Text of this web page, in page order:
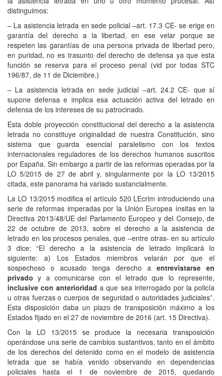
distinguimos:
– La asistencia letrada en sede policial –art. 17.3 CE- se erige en
garantía del derecho a la libertad, en ese velar porque se
respeten las garantías de una persona privada de libertad pero,
en puridad, no es trasunto del derecho de defensa ya que esta
función se reserva para el proceso penal (vid por todas STC
196/87, de 11 de Diciembre.)
– La asistencia letrada en sede judicial –art. 24.2 CE- que sí
supone defensa e implica esa actuación activa del letrado en
defensa de los intereses de su patrocinado.
Esta doble proyección constitucional del derecho a la asistencia
letrada no constituye originalidad de nuestra Constitución, sino
sistema que guarda esencial paralelismo con los textos
internacionales reguladores de los derechos humanos suscritos
por España. Sin embargo a partir de las reformas operadas por la
LO 5/2015 de 27 de abril y, singularmente por la LO 13/2015
citada, este panorama ha variado sustancialmente.
La LO 13/2015 modifica el artículo 520 LEcrim introduciendo una
serie de reformas imperadas por la Unión Europea ínsitas en la
Directiva 2013/48/UE del Parlamento Europeo y del Consejo, de
22 de octubre de 2013, sobre el derecho a la asistencia de
letrado en los procesos penales, que –entre otras- en su artículo
3 dice: “El derecho a la asistencia de letrado implicará lo
siguiente: a) Los Estados miembros velarán por que el
sospechoso o acusado tenga derecho a entrevistarse en
privado y a comunicarse con el letrado que lo represente,
inclusive con anterioridad a que sea interrogado por la policía
u otras fuerzas o cuerpos de seguridad o autoridades judiciales”.
Esta disposición daba un plazo de transposición máximo a los
Estados fijado en el 27 de noviembre de 2016 (art. 15 Directiva).
Con la LO 13/2015 se produce la necesaria transposición
operándose una serie de cambios sustantivos, tanto en el ámbito
de los derechos del detenido como en el modelo de asistencia
letrada que se había venido observando en dependencias
policiales hasta el 1 de noviembre de 2015, quedando